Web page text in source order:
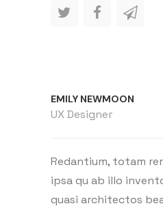
EMILY NEWMOON
UX Designer
Redantium, totam
ipsa qu ab illo
quasi architectos